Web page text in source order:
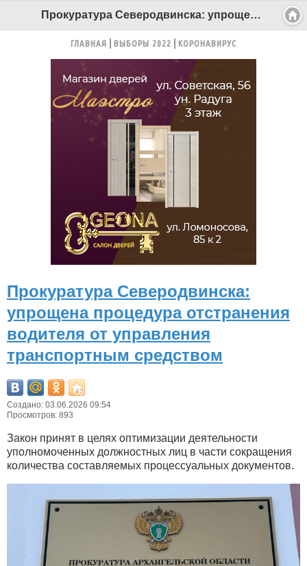
Прокуратура Северодвинска: упрощена процедура отстранения водителя от управления транспортным средством - Беломорканал Северодвинск tv29.ru
ГЛАВНАЯ ВЫБОРЫ 2022 КОРОНАВИРУС
Прокуратура Северодвинска:
упрощена процедура отстранения
водителя от управления
транспортным средством
Создано: 03.06.2026 09:54
Просмотров: 893
Закон принят в целях оптимизации деятельности
уполномоченных должностных лиц в части сокращения
количества составляемых процессуальных документов.